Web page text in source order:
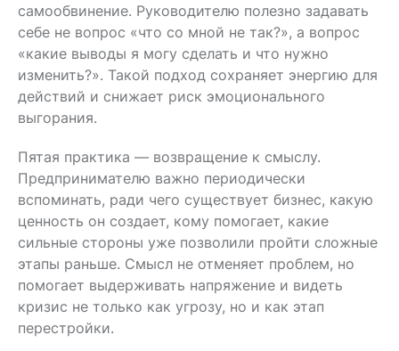
самообвинение. Руководителю полезно задавать
себе не вопрос «что со мной не так?», а вопрос
«какие выводы я могу сделать и что нужно
изменить?». Такой подход сохраняет энергию для
действий и снижает риск эмоционального
выгорания.
Пятая практика — возвращение к смыслу.
Предпринимателю важно периодически
вспоминать, ради чего существует бизнес, какую
ценность он создает, кому помогает, какие
сильные стороны уже позволили пройти сложные
этапы раньше. Смысл не отменяет проблем, но
помогает выдерживать напряжение и видеть
кризис не только как угрозу, но и как этап
перестройки.